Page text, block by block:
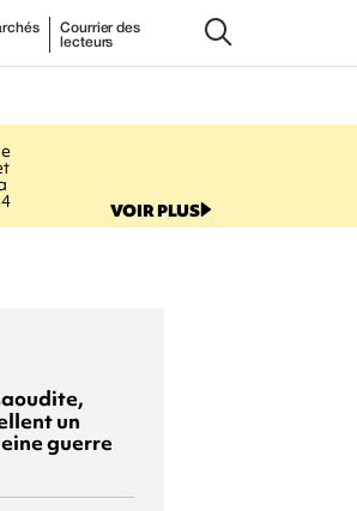
Courrier des
lecteurs
VOIR PLUS
un
guerre